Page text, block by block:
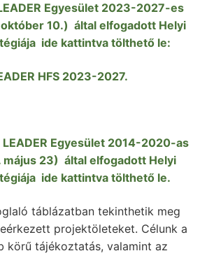
Egyesület 2023-2027-es
10.) által elfogadott Helyi
ide kattintva tölthető le:
HFS 2023-2027.
Egyesület 2014-2020-as
május 23) által elfogadott Helyi
ide kattintva tölthető le.
táblázatban tekinthetik meg
projektöleteket. Célunk a
körű tájékoztatás, valamint az